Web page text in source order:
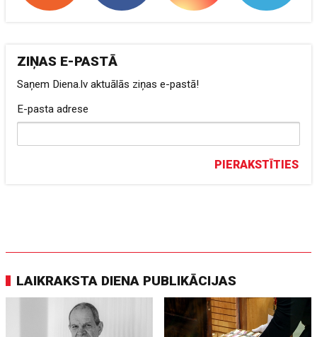
ZIŅAS E-PASTĀ
Saņem Diena.lv aktuālās ziņas e-pastā!
E-pasta adrese
PIERAKSTĪTIES
LAIKRAKSTA DIENA PUBLIKĀCIJAS